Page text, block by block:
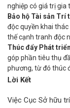
nghiệp có giá trị gia
Bảo hộ Tài sản Trí
độc quyền khai
thế cạnh tranh độc
Thúc đẩy Phát
góp phần tiêu thụ
phương, từ đó thúc
Lời Kết
Việc Cục Sở hữu